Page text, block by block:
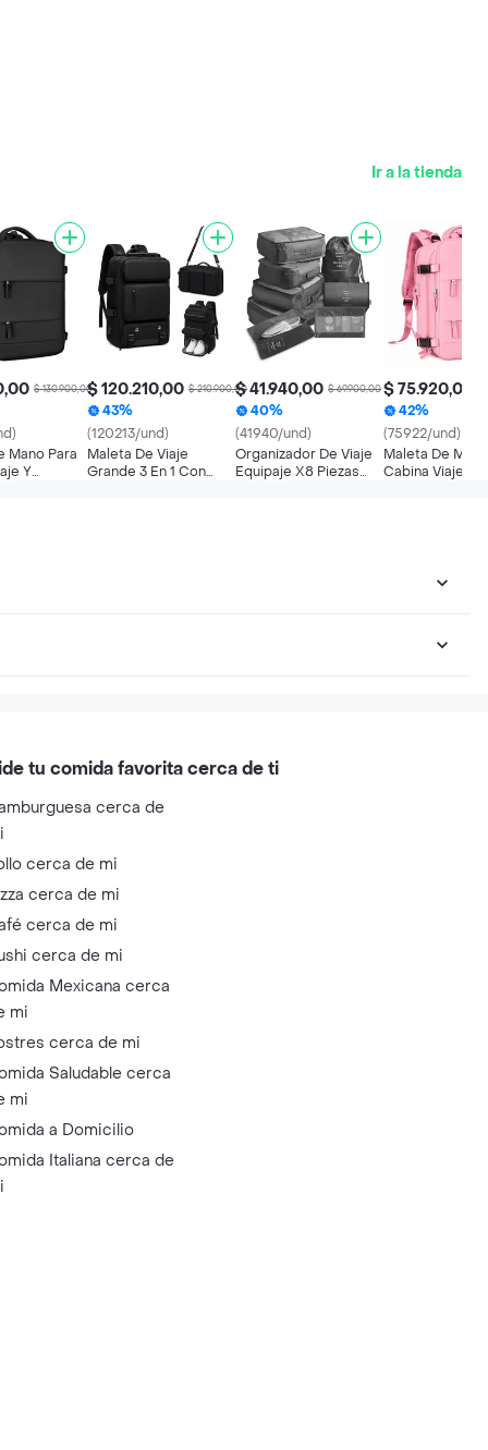
Ir a la tienda
$ 130.900,00
Mano Para
Y
$ 120.210,00 $ 210.900,00
43%
(120213/und)
Maleta De Viaje
Grande 3 En 1 Con
$ 41.940,00 $ 69.900,00
40%
(41940/und)
Organizador De Viaje
Equipaje X8 Piezas
$ 75.920,00
42%
(75922/und)
Maleta De
Cabina Viaje Y
tu comida favorita cerca de ti
cerca de
cerca de mi
cerca de mi
cerca de mi
cerca de mi
Mexicana cerca
mi
cerca de mi
Saludable cerca
mi
a Domicilio
Italiana cerca de